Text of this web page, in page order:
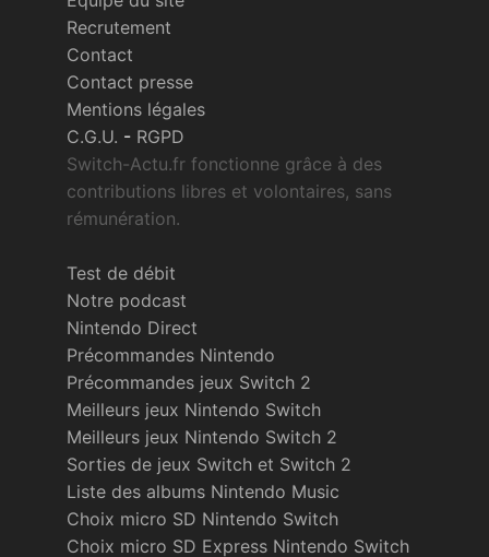
Recrutement
Contact
Contact presse
Mentions légales
C.G.U. - RGPD
Switch-Actu.fr fonctionne grâce à des
contributions libres et volontaires, sans
rémunération.
Test de débit
Notre podcast
Nintendo Direct
Précommandes Nintendo
Précommandes jeux Switch 2
Meilleurs jeux Nintendo Switch
Meilleurs jeux Nintendo Switch 2
Sorties de jeux Switch et Switch 2
Liste des albums Nintendo Music
Choix micro SD Nintendo Switch
Choix micro SD Express Nintendo Switch